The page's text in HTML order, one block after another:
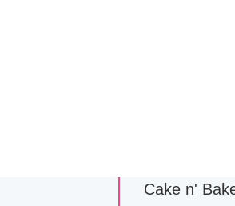
Cake n'